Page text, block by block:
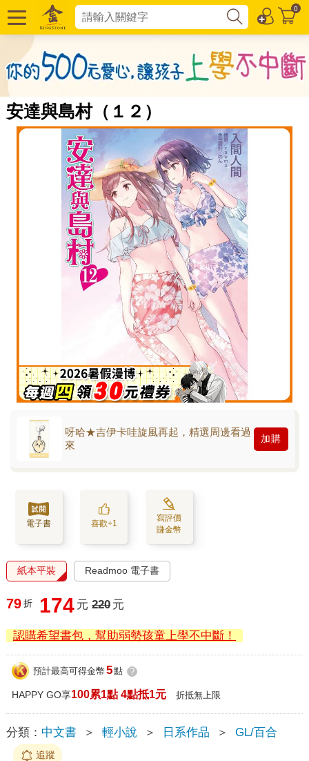
0
安達與島村（１２）
呀哈★吉伊卡哇旋風再起，精選周邊看過
來
加購
電子書 喜歡+1
寫評價
賺金幣
紙本平裝 Readmoo 電子書
79 折 174 元 220 元
認購希望書包，幫助弱勢孩童上學不中斷！
預計最高可得金幣 5點 ?
HAPPY GO享100累1點 4點抵1元 折抵無上限
分類： 中文書 ＞ 輕小說 ＞ 日系作品 ＞ GL/百合
追蹤